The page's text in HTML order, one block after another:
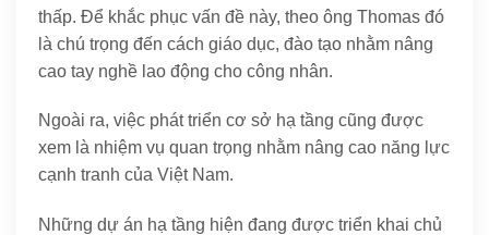
thấp. Để khắc phục vấn đề này, theo ông Thomas đó
là chú trọng đến cách giáo dục, đào tạo nhằm nâng
cao tay nghề lao động cho công nhân.
Ngoài ra, việc phát triển cơ sở hạ tầng cũng được
xem là nhiệm vụ quan trọng nhằm nâng cao năng lực
cạnh tranh của Việt Nam.
Những dự án hạ tầng hiện đang được triển khai chủ